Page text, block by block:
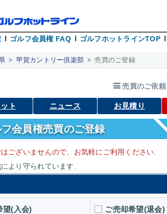
ゴルフ会員権 FAQ ゴルフホットラインTOP
甲賀カントリー倶楽部 売買のご登録
売買のご依頼
ト ニュース お見積り
会員権売買のご登録
ございませんので、お気軽にご利用ください.
により守られています.
望(入会) ご売却希望(退会)